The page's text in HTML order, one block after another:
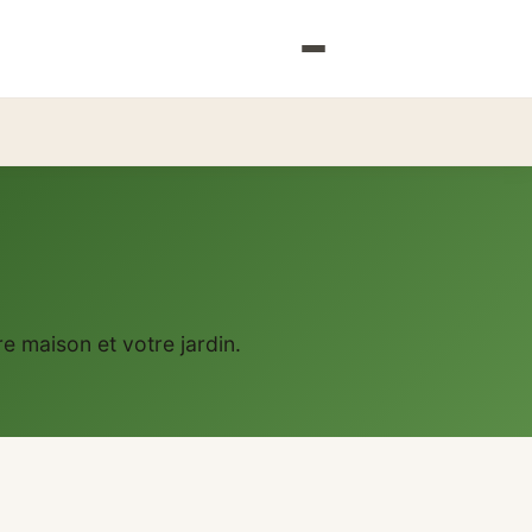
maison et votre jardin.